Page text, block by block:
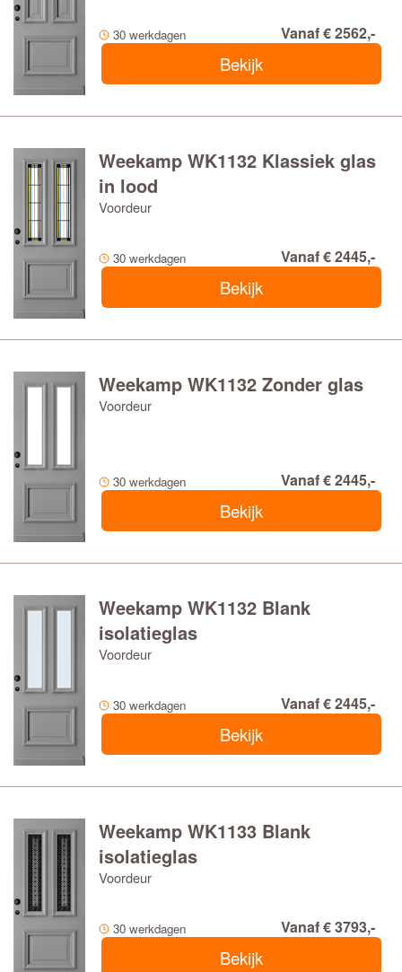
30 werkdagen Vanaf € 2562,-
Bekijk
Weekamp WK1132 Klassiek glas
in lood
Voordeur
30 werkdagen Vanaf € 2445,-
Bekijk
Weekamp WK1132 Zonder glas
Voordeur
30 werkdagen Vanaf € 2445,-
Bekijk
Weekamp WK1132 Blank
isolatieglas
Voordeur
30 werkdagen Vanaf € 2445,-
Bekijk
Weekamp WK1133 Blank
isolatieglas
Voordeur
30 werkdagen Vanaf € 3793,-
Bekijk